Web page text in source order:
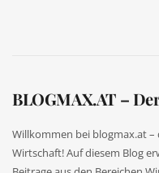
BLOGMAX.AT –
Willkommen bei blogmax.at
Wirtschaft! Auf diesem Blog